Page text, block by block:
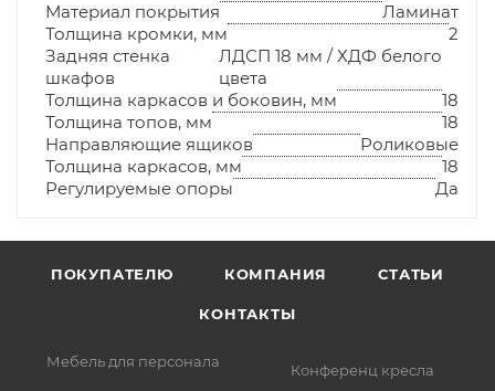
Материал покрытия
Ламинат
Толщина кромки, мм
2
Задняя стенка
шкафов
ЛДСП 18 мм / ХДФ белого
цвета
Толщина каркасов и боковин, мм
18
Толщина топов, мм
18
Направляющие ящиков
Роликовые
Толщина каркасов, мм
18
Регулируемые опоры
Да
ПОКУПАТЕЛЮ КОМПАНИЯ СТАТЬИ
КОНТАКТЫ
Мебель для персонала Конференц кресла